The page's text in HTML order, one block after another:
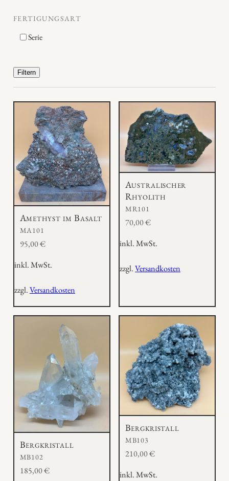
FERTIGUNGSART
Serie
Filtern
Amethyst im Basalt
MA101
95,00€
inkl. MwSt.
zzgl.Versandkosten
Australischer
Rhyolith
MR101
70,00€
inkl. MwSt.
zzgl.Versandkosten
Bergkristall
MB102
185,00€
Bergkristall
MB103
210,00€
inkl. MwSt.